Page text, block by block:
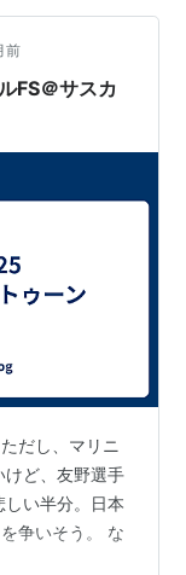
前
FS＠サスカ
だし、マリニ
けど、友野選手
い半分。日本
争いそう。 な